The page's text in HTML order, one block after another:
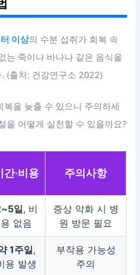
이상의 수분 섭취가 회복 속
는 죽이나 바나나 같은 음식을
(출처: 건강연구소 2022)
을 늦출 수 있으니 주의하세
을 어떻게 실천할 수 있을까요?
간·비용 주의사항
일, 비
용 없음
증상 악화 시 병
원 방문 필요
1주일,
용 발생
부작용 가능성
주의